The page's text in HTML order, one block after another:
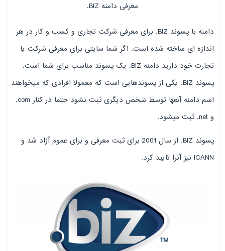
معرفی دامنه BIZ.
دامنه با پسوند BIZ. برای معرفی شرکت تجاری و کسب و کار در هر
اندازه ای ساخته شده است. اگر شما سایتی برای معرفی شرکت یا
تجارت خود دارید دامنه BIZ. یک پسوند مناسب برای شما است.
پسوند BIZ. یکی از پسوندهایی است که معمولا افرادی که میخواهند
اسم دامنه آنعها توسط شخص دیگری ثبت نشود حتما در کنار com.
و net. ثبت میشود.
پسوند BIZ. از سال 2001 برای ثبت معرفی و برای عموم آزاد شد و
ICANN نیز آنرا تایید کرد.